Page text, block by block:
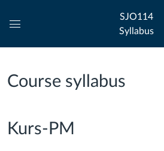
Navigation
SJO114
Syllabus
Course syllabus
Kurs-PM